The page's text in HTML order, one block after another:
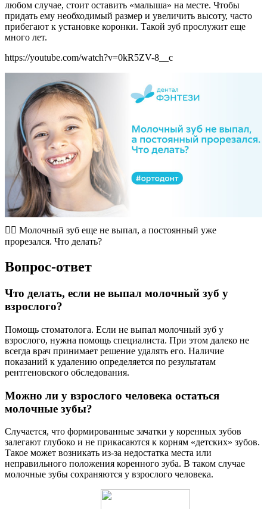
любом случае, стоит оставить «малыша» на месте. Чтобы
придать ему необходимый размер и увеличить высоту, часто
прибегают к установке коронки. Такой зуб прослужит еще
много лет.
https://youtube.com/watch?v=0kR5ZV-8__c
🤷‍♀️ Молочный зуб еще не выпал, а постоянный уже
прорезался. Что делать?
Вопрос-ответ
Что делать, если не выпал молочный зуб у
взрослого?
Помощь стоматолога. Если не выпал молочный зуб у
взрослого, нужна помощь специалиста. При этом далеко не
всегда врач принимает решение удалять его. Наличие
показаний к удалению определяется по результатам
рентгеновского обследования.
Можно ли у взрослого человека остаться
молочные зубы?
Случается, что формированные зачатки у коренных зубов
залегают глубоко и не прикасаются к корням «детских» зубов.
Такое может возникать из-за недостатка места или
неправильного положения коренного зуба. В таком случае
молочные зубы сохраняются у взрослого человека.